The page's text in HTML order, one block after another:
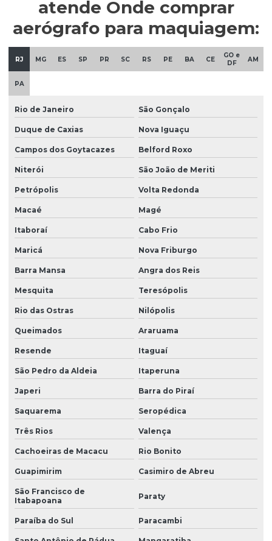
Pistolas de Média Pressão
Pistolas de Pintura
Pistolas de pintura hvlp
Pistolas de sucção
Tanque de pressão para pintura com pistola
Tanques de Pressão para pintura
Válvula de esfera
atende Onde comprar
aerógrafo para maquiagem:
RJ MG ES SP PR SC RS PE BA CE
GO e
DF
AM
PA
Rio de Janeiro São Gonçalo
Duque de Caxias Nova Iguaçu
Campos dos Goytacazes Belford Roxo
Niterói São João de Meriti
Petrópolis Volta Redonda
Macaé Magé
Itaboraí Cabo Frio
Maricá Nova Friburgo
Barra Mansa Angra dos Reis
Mesquita Teresópolis
Rio das Ostras Nilópolis
Queimados Araruama
Resende Itaguaí
São Pedro da Aldeia Itaperuna
Japeri Barra do Piraí
Saquarema Seropédica
Três Rios Valença
Cachoeiras de Macacu Rio Bonito
Guapimirim Casimiro de Abreu
São Francisco de
Itabapoana
Paraty
Paraíba do Sul Paracambi